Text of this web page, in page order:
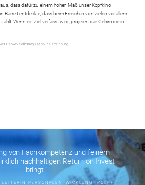
dass dafür zu einem hohen Maß unser Kopfkino
Barrett entdeckte, dass beim Erreichen von Zielen vor allem
Wenn ein Ziel verfasst wird, projiziert das Gehirn die in
Denken,Selbstregulation,Zielerreichung
von Fachkompetenz und feinem
nachhaltigen Return on Invest
bringt.“
PERSONALENTWICKLUNG, WOLFF